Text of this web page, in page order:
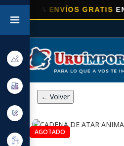
ENVÍOS GRATISEN
← Volver
AGOTADO